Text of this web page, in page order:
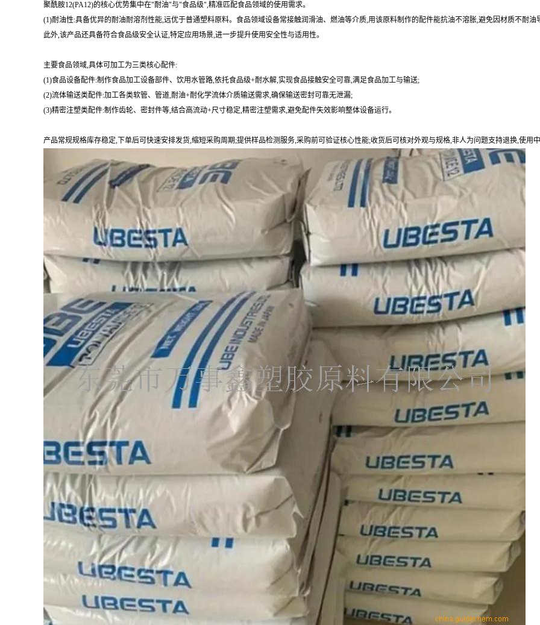
聚酰胺12(PA12)的核心优势集中在"耐油"与"食品级",精准匹配食品领域的使用需求。
(1)耐油性:具备优异的耐油耐溶剂性能,远优于普通塑料原料。食品领域设备常接触润滑油、燃油等介质,用该原料制作的配件能抗油不溶胀,避免因材质不耐油
此外,该产品还具备符合食品级安全认证,特定应用场景,进一步提升使用安全性与适用性。
主要食品领域,具体可加工为三类核心配件:
(1)食品设备配件:制作食品加工设备部件、饮用水管路,依托食品级+耐水解,实现食品接触安全可靠,满足食品加工与输送;
(2)流体输送类配件:加工各类软管、管道,耐油+耐化学流体介质输送需求,确保输送密封可靠无泄漏;
(3)精密注塑类配件:制作齿轮、密封件等,结合高流动+尺寸稳定,精密注塑需求,避免配件失效影响整体设备运行。
产品常规规格库存稳定,下单后可快速安排发货,缩短采购周期;提供样品检测服务,采购前可验证核心性能;收货后可核对外观与规格,非人为问题支持退换,使用